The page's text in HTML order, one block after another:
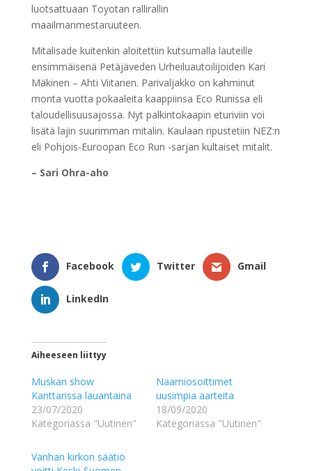
luotsattuaan Toyotan rallirallin
maailmanmestaruuteen.
Mitalisade kuitenkin aloitettiin kutsumalla lauteille
ensimmäisenä Petäjäveden Urheiluautoilijoiden Kari
Mäkinen – Ahti Viitanen. Parivaljakko on kahminut
monta vuotta pokaaleita kaappiinsa Eco Runissa eli
taloudellisuusajossa. Nyt palkintokaapin eturiviin voi
lisätä lajin suurimman mitalin. Kaulaan ripustetiin NEZ:n
eli Pohjois-Euroopan Eco Run -sarjan kultaiset mitalit.
– Sari Ohra-aho
Facebook Twitter Gmail
LinkedIn
Aiheeseen liittyy
Muskan show
Kanttarissa lauantaina
23/07/2020
Kategoriassa "Uutinen"
Naamiosoittimet
uusimpia aarteita
18/09/2020
Kategoriassa "Uutinen"
Vanhan kirkon säätiö